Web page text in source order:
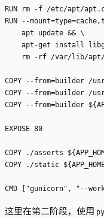
RUN rm -f /etc/apt/
RUN --
    apt update && \
apt-get install
rm -rf /var/lib/
COPY --from=builder /
COPY --from=builder
COPY --from=builder
EXPOSE 80
COPY ./asserts
COPY ./static
这里在第二阶段，使用